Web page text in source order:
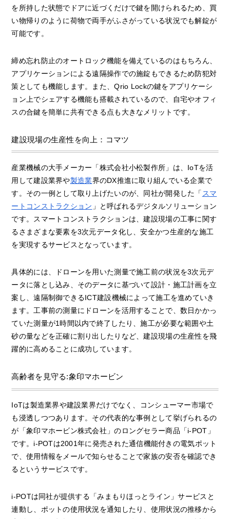
を所持した状態でドアに近づくだけで鍵を開けられるため、買
い物帰りのように荷物で両手がふさがっている状況でも解錠が
可能です。
締め忘れ防止のオートロック機能を備えているのはもちろん、
アプリケーションによる遠隔操作での施錠もできるため防犯対
策としても機能します。また、Qrio Lockの鍵をアプリケーシ
ョン上でシェアする機能も搭載されているので、自宅やオフィ
スの合鍵を簡単に共有できる点も大きなメリットです。
建設現場の生産性を向上：コマツ
産業機械の大手メーカー「株式会社小松製作所」は、IoTを活
用して建設業界や製造業界のDX推進に取り組んでいる企業で
す。その一例として取り上げたいのが、同社が開発した「 スマ
ートコンストラクション 」と呼ばれるデジタルソリューション
です。スマートコンストラクションは、建設現場の工事に関す
るさまざまな要素を3次元データ化し、安全かつ生産的な施工
を実現するサービスとなっています。
具体的には、ドローンを用いた測量で施工前の状況を3次元デ
ータに落とし込み、そのデータに基づいて設計・施工計画を立
案し、遠隔制御できるICT建設機械によって施工を進めていき
ます。工事前の測量にドローンを活用することで、数日かかっ
ていた測量が1時間以内で終了したり、施工が必要な範囲や土
砂の量などを正確に割り出したりなど、建設現場の生産性を飛
躍的に高めることに成功しています。
高齢者を見守る:象印マホービン
IoTは製造業界や建設業界だけでなく、コンシューマー市場で
も浸透しつつあります。その代表的な事例として挙げられるの
が「象印マホービン株式会社」のロングセラー商品「i-POT」
です。i-POTは2001年に発売された通信機能付きの電気ポット
で、使用情報をメールで知らせることで家族の安否を確認でき
るというサービスです。
i-POTは同社が提供する「みまもりほっとライン」サービスと
連動し、ポットの使用状況を通知したり、使用状況の推移から